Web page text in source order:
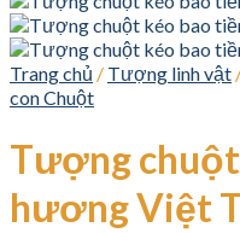
Trang chủ / Tượng linh vật
con Chuột
Tượng
hương Việt